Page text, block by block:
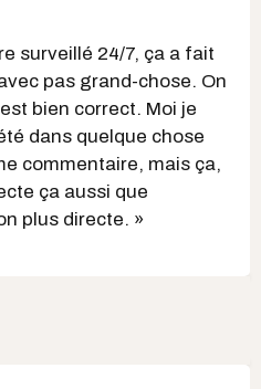
surveillé 24/7, ça a fait
pas grand-chose. On
bien correct. Moi je
dans quelque chose
commentaire, mais ça,
ça aussi que
plus directe. »